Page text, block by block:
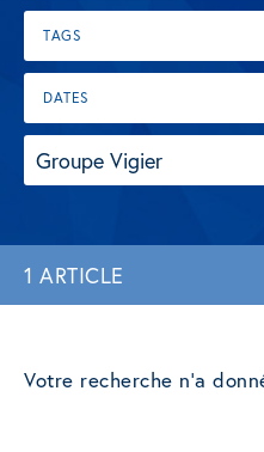
TAGS
DATES
1 ARTICLE
Votre recherche n'a